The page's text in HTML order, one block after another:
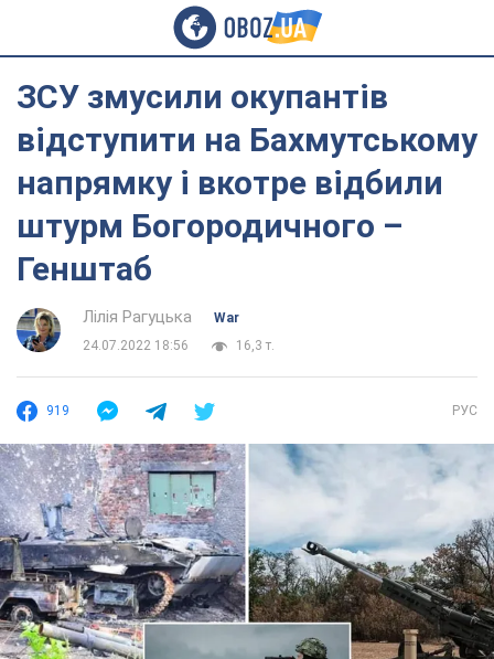
ЗСУ змусили окупантів
відступити на Бахмутському
напрямку і вкотре відбили
штурм Богородичного –
Генштаб
Лілія Рагуцька
War
24.07.2022 18:56
16,3 т.
919 РУС